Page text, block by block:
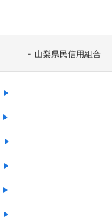
山梨県民信用組合